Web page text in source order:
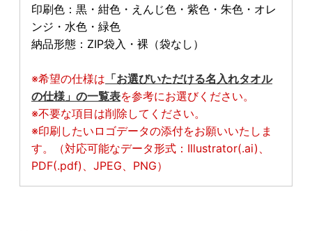
印刷色：黒・紺色・えんじ色・紫色・朱色・オレ
ンジ・水色・緑色
納品形態：ZIP袋入・裸（袋なし）
※希望の仕様は 「お選びいただける名入れタオル
の仕様」の一覧表を参考にお選びください。
※不要な項目は削除してください。
※印刷したいロゴデータの添付をお願いいたしま
す。（対応可能なデータ形式：Illustrator(.ai)、
PDF(.pdf)、JPEG、PNG）